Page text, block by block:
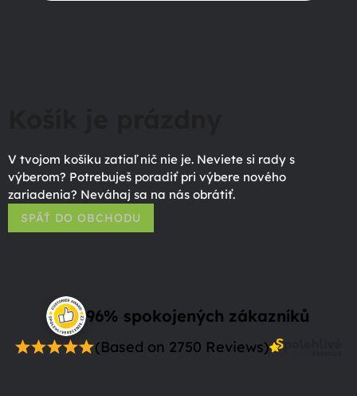
V tvojom košíku zatiaľ nič nie je. Neviete si rady s
výberom? Potrebuješ poradiť pri výbere nového
zariadenia? Neváhaj sa na nás obrátiť.
SPÄŤ DO OBCHODU
96% spokojených zákazníků
(Based on 2750 Reviews)